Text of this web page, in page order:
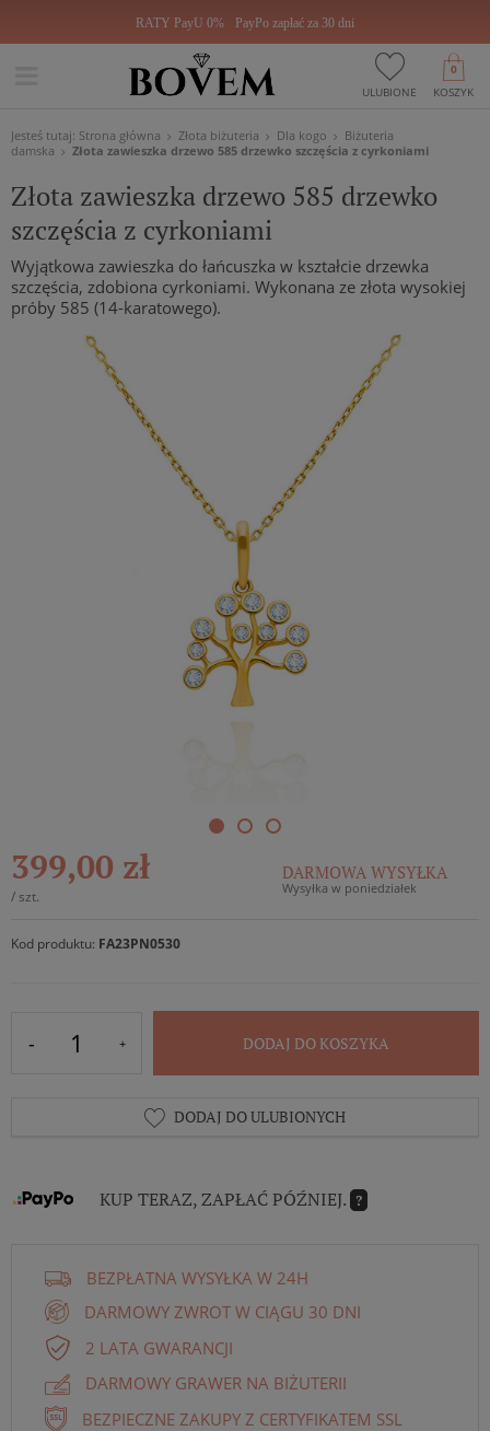
RATY PayU 0% PayPo zapłać za 30 dni
ULUBIONE KOSZYK
0
Jesteś tutaj: Strona główna Złota biżuteria Dla kogo
Biżuteria
damska
Złota zawieszka drzewo 585 drzewko szczęścia z cyrkoniami
Złota zawieszka drzewo 585 drzewko
szczęścia z cyrkoniami
Wyjątkowa zawieszka do łańcuszka w kształcie drzewka
szczęścia, zdobiona cyrkoniami. Wykonana ze złota wysokiej
próby 585 (14-karatowego).
399,00 zł
/ szt.
DARMOWA WYSYŁKA
Wysyłka w poniedziałek
Kod produktu: FA23PN0530
DODAJ DO KOSZYKA
DODAJ DO ULUBIONYCH
KUP TERAZ, ZAPŁAĆ PÓŹNIEJ. ?
BEZPŁATNA WYSYŁKA W 24H
DARMOWY ZWROT W CIĄGU 30 DNI
2 LATA GWARANCJI
DARMOWY GRAWER NA BIŻUTERII
BEZPIECZNE ZAKUPY Z CERTYFIKATEM SSL